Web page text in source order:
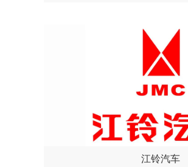
江铃汽车